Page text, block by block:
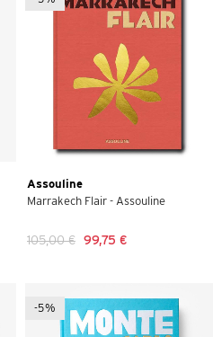
Assouline
Marrakech Flair - Assouline
105,00 € 99,75 €
-5%